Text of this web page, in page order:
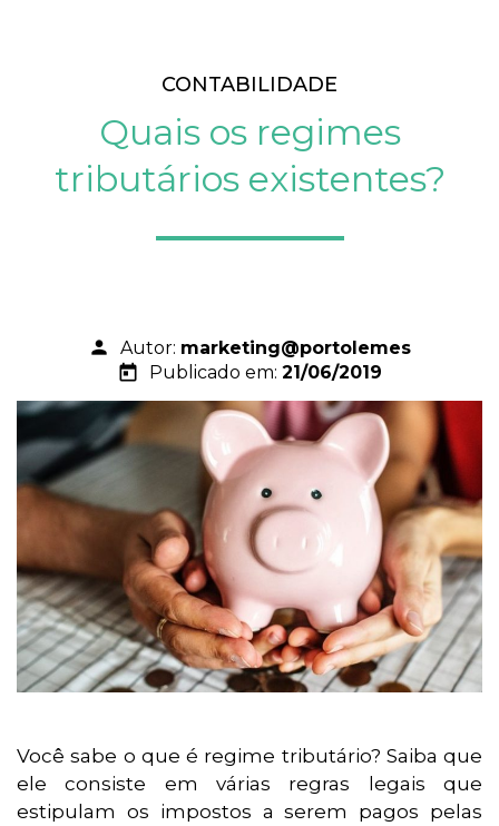
CONTABILIDADE
Quais os regimes
tributários existentes?
person Autor: marketing@portolemes
today Publicado em: 21/06/2019
Você sabe o que é regime tributário? Saiba que
ele consiste em várias regras legais que
estipulam os impostos a serem pagos pelas